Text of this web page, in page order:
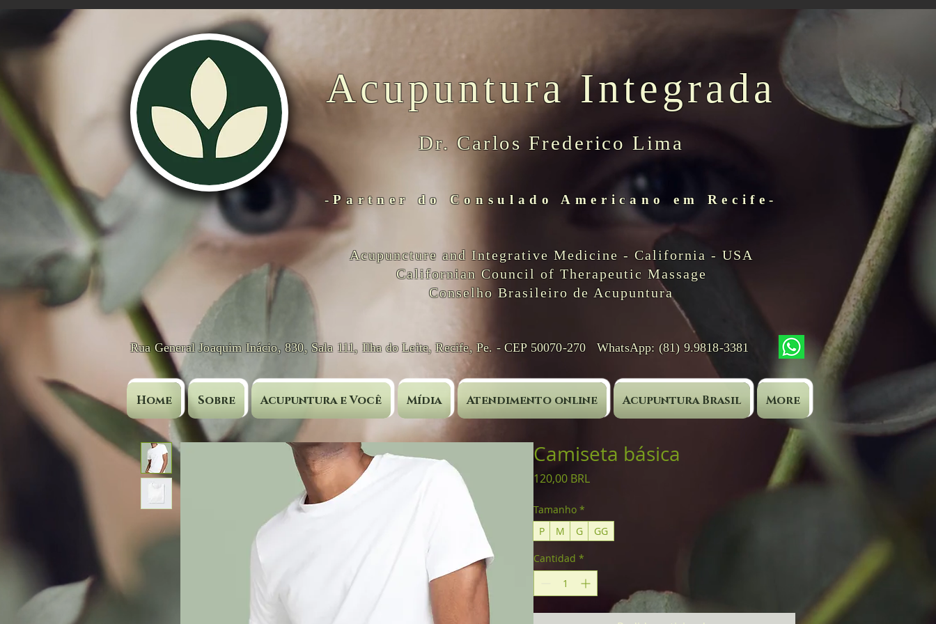
Acupuntura Integrada
Dr. Carlos Frederico Lima
-Partner do Consulado Americano em Recife-
Acupuncture and Integrative Medicine - California - USA
Californian Council of Therapeutic Massage
Conselho Brasileiro de Acupuntura
Rua General Joaquim Inácio, 830, Sala 111, Ilha do Leite, Recife, Pe. - CEP 50070-270 WhatsApp: (81) 9.9818-3381
Home Sobre Acupuntura e Você Mídia Atendimento online Acupuntura Brasil More
Camiseta básica
120,00 BRLPrecio
Tamanho *
P
M G GG
Cantidad *